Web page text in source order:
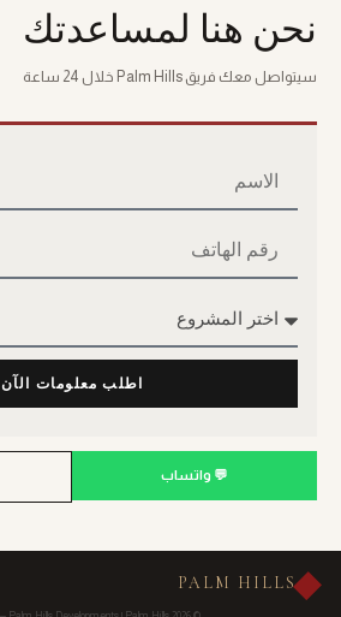
نحن هنا لمساعدتك
سيتواصل معك فريق Palm Hills خلال 24 ساعة
اطلب معلومات الآن
💬 واتساب
PALM HILLS